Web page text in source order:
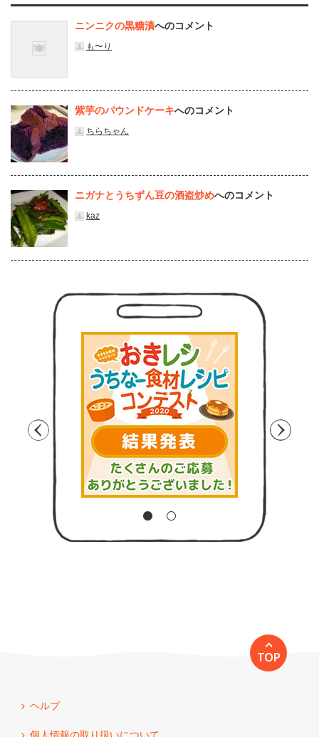
ニンニクの黒糖漬へのコメント
も〜り
紫芋のパウンドケーキへのコメント
ちらちゃん
ニガナとうちずん豆の酒盗炒めへのコメント
kaz
TOP
ヘルプ